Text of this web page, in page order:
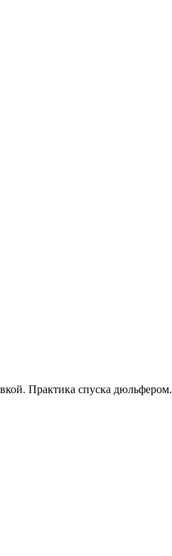
Практика спуска дюльфером.